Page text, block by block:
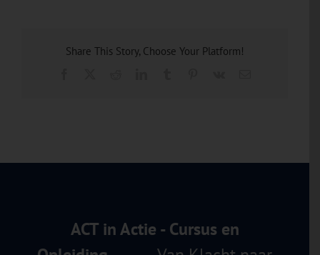
Share This Story, Choose Your Platform!
ACT in Actie - Cursus en